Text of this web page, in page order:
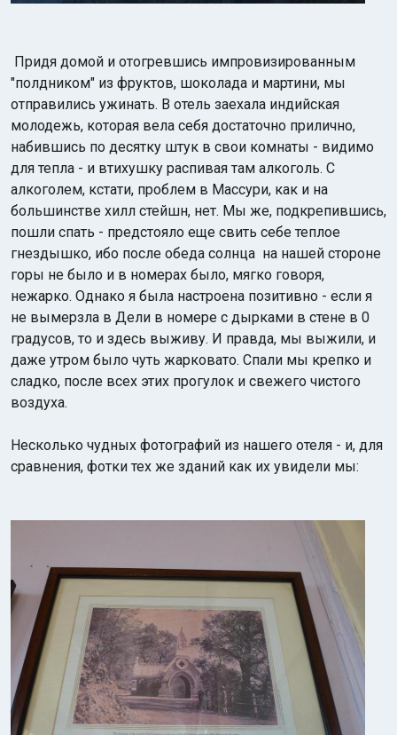
Придя домой и отогревшись импровизированным
"полдником" из фруктов, шоколада и мартини, мы
отправились ужинать. В отель заехала индийская
молодежь, которая вела себя достаточно прилично,
набившись по десятку штук в свои комнаты - видимо
для тепла - и втихушку распивая там алкоголь. С
алкоголем, кстати, проблем в Массури, как и на
большинстве хилл стейшн, нет. Мы же, подкрепившись,
пошли спать - предстояло еще свить себе теплое
гнездышко, ибо после обеда солнца на нашей стороне
горы не было и в номерах было, мягко говоря,
нежарко. Однако я была настроена позитивно - если я
не вымерзла в Дели в номере с дырками в стене в 0
градусов, то и здесь выживу. И правда, мы выжили, и
даже утром было чуть жарковато. Спали мы крепко и
сладко, после всех этих прогулок и свежего чистого
воздуха.
Несколько чудных фотографий из нашего отеля - и, для
сравнения, фотки тех же зданий как их увидели мы: